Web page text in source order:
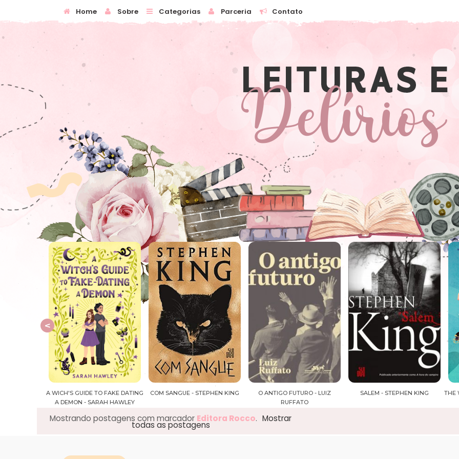
Home Sobre Categorias Parceria Contato
COM SANGUE - STEPHEN KING
O ANTIGO FUTURO - LUIZ
SALEM - STEPHEN KING
THE WALL OF WINNIPEG AND ME -
Mostrando postagens com marcador Editora Rocco. Mostrar
todas as postagens